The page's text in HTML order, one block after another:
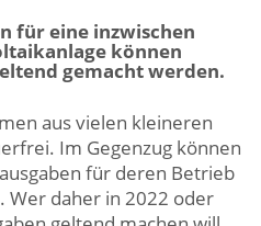
für eine inzwischen
können
gemacht werden.
aus vielen kleineren
Im Gegenzug können
für deren Betrieb
Wer daher in 2022 oder